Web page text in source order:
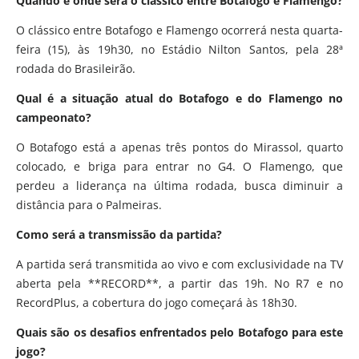
O clássico entre Botafogo e Flamengo ocorrerá nesta quarta-
feira (15), às 19h30, no Estádio Nilton Santos, pela 28ª
rodada do Brasileirão.
Qual é a situação atual do Botafogo e do Flamengo no
campeonato?
O Botafogo está a apenas três pontos do Mirassol, quarto
colocado, e briga para entrar no G4. O Flamengo, que
perdeu a liderança na última rodada, busca diminuir a
distância para o Palmeiras.
Como será a transmissão da partida?
A partida será transmitida ao vivo e com exclusividade na TV
aberta pela **RECORD**, a partir das 19h. No R7 e no
RecordPlus, a cobertura do jogo começará às 18h30.
Quais são os desafios enfrentados pelo Botafogo para este
jogo?